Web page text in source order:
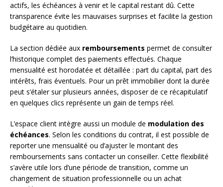
actifs, les échéances à venir et le capital restant dû. Cette
transparence évite les mauvaises surprises et facilite la gestion
budgétaire au quotidien.
La section dédiée aux remboursements permet de consulter
l’historique complet des paiements effectués. Chaque
mensualité est horodatée et détaillée : part du capital, part des
intérêts, frais éventuels. Pour un prêt immobilier dont la durée
peut s’étaler sur plusieurs années, disposer de ce récapitulatif
en quelques clics représente un gain de temps réel.
L’espace client intègre aussi un module de modulation des
échéances. Selon les conditions du contrat, il est possible de
reporter une mensualité ou d’ajuster le montant des
remboursements sans contacter un conseiller. Cette flexibilité
s’avère utile lors d’une période de transition, comme un
changement de situation professionnelle ou un achat